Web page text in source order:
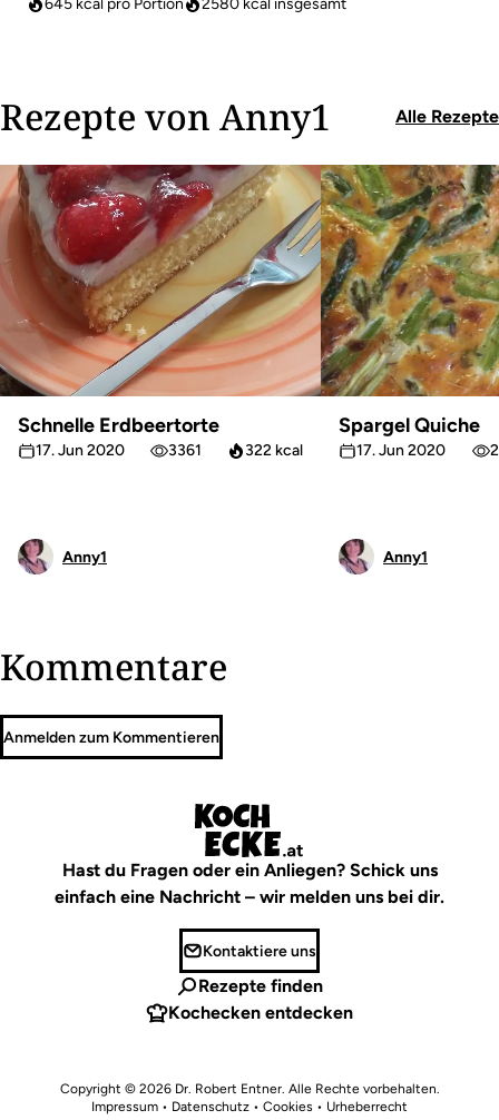
645 kcal pro Portion 2580 kcal insgesamt
Rezepte von Anny1 Alle Rezepte
Schnelle Erdbeertorte
17. Jun 2020 3361 322 kcal
Anny1
Spargel Quiche
17. Jun 2020
Anny1
Kommentare
Anmelden zum Kommentieren
Hast du Fragen oder ein Anliegen? Schick uns
einfach eine Nachricht – wir melden uns bei dir.
Kontaktiere uns
Rezepte finden
Kochecken entdecken
Copyright © 2026 Dr. Robert Entner. Alle Rechte vorbehalten.
Impressum • Datenschutz • Cookies • Urheberrecht